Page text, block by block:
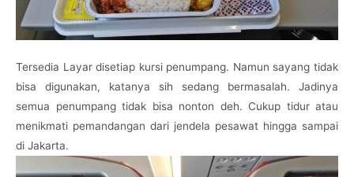
Tersedia Layar disetiap kursi penumpang. Namun sayang tidak
bisa digunakan, katanya sih sedang bermasalah. Jadinya
semua penumpang tidak bisa nonton deh. Cukup tidur atau
menikmati pemandangan dari jendela pesawat hingga sampai
di Jakarta.